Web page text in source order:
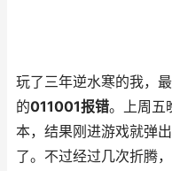
玩了三年逆水寒的我，
的011001报错。上周五
本，结果刚进游戏就弹
了。不过经过几次折腾